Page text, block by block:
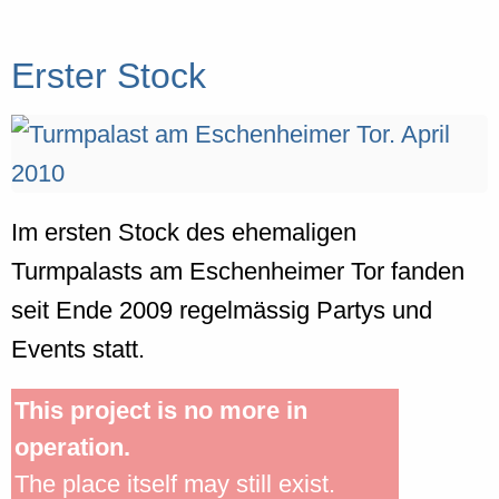
Erster Stock
Im ersten Stock des ehemaligen
Turmpalasts am Eschenheimer Tor fanden
seit Ende 2009 regelmässig Partys und
Events statt.
This project is no more in
operation.
The place itself may still exist.